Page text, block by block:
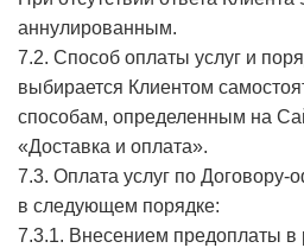
аннулированным.
7.2. Способ оплаты услуг и
выбирается Клиентом
способам, определенным на
«Доставка и оплата».
7.3. Оплата услуг по Договору-
в следующем порядке:
7.3.1. Внесением предоплаты в